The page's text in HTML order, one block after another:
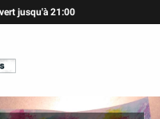
jusqu'à 21:00